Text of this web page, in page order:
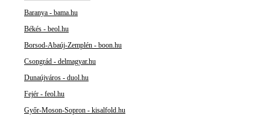
Baranya - bama.hu
Békés - beol.hu
Borsod-Abaúj-Zemplén - boon.hu
Csongrád - delmagyar.hu
Dunaújváros - duol.hu
Fejér - feol.hu
Győr-Moson-Sopron - kisalfold.hu